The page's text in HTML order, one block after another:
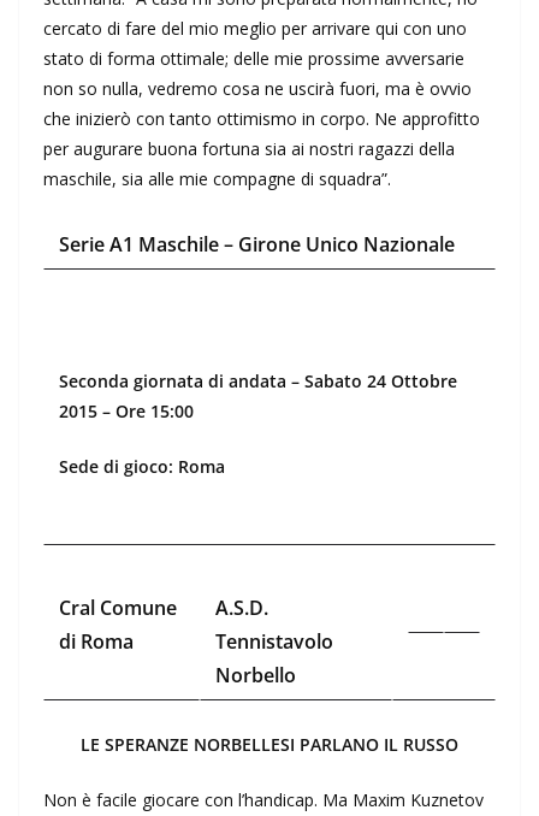
cercato di fare del mio meglio per arrivare qui con uno
stato di forma ottimale; delle mie prossime avversarie
non so nulla, vedremo cosa ne uscirà fuori, ma è ovvio
che inizierò con tanto ottimismo in corpo. Ne approfitto
per augurare buona fortuna sia ai nostri ragazzi della
maschile, sia alle mie compagne di squadra”.
Serie A1 Maschile – Girone Unico Nazionale
Seconda giornata di andata – Sabato 24 Ottobre
2015 – Ore 15:00
Sede di gioco: Roma
Cral Comune
di Roma
A.S.D.
Tennistavolo
Norbello
LE SPERANZE NORBELLESI PARLANO IL RUSSO
Non è facile giocare con l’handicap. Ma Maxim Kuznetov